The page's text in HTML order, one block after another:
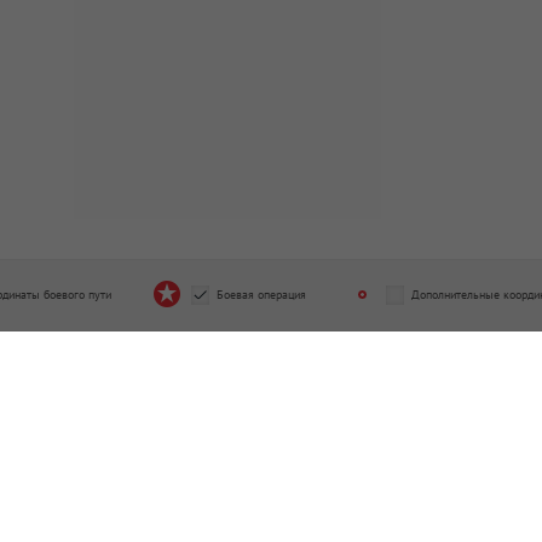
боевого пути Боевая операция Дополнительные